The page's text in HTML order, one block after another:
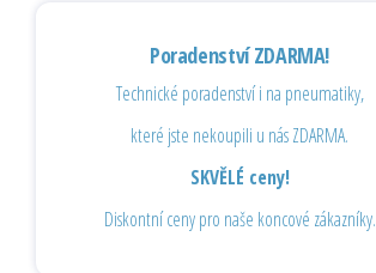
Poradenství ZDARMA!
Technické poradenství i na pneumatiky,
které jste nekoupili u nás ZDARMA.
SKVĚLÉ ceny!
Diskontní ceny pro naše koncové zákazníky.